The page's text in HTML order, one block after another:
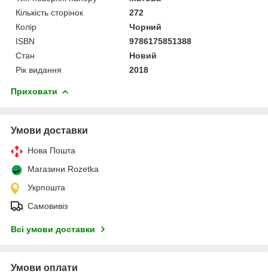
Кількість сторінок
272
Колір
Чорний
ISBN
9786175851388
Стан
Новий
Рік видання
2018
Приховати
Умови доставки
Нова Пошта
Магазини Rozetka
Укрпошта
Самовивіз
Всі умови доставки
Умови оплати